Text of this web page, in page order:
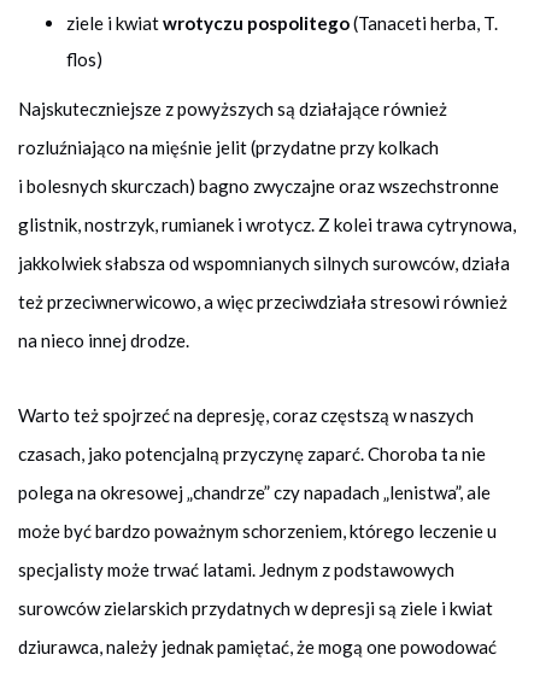
ziele i kwiatwrotyczu pospolitego(Tanaceti herba, T.
flos)
Najskuteczniejsze z powyższych są działające również
rozluźniająco na mięśnie jelit (przydatne przy kolkach
i bolesnych skurczach) bagno zwyczajne oraz wszechstronne
glistnik, nostrzyk, rumianek i wrotycz. Z kolei trawa cytrynowa,
jakkolwiek słabsza od wspomnianych silnych surowców, działa
też przeciwnerwicowo, a więc przeciwdziała stresowi również
na nieco innej drodze.
Warto też spojrzeć na depresję, coraz częstszą w naszych
czasach, jako potencjalną przyczynę zaparć. Choroba ta nie
polega na okresowej „chandrze” czy napadach „lenistwa”, ale
może być bardzo poważnym schorzeniem, którego leczenie u
specjalisty może trwać latami. Jednym z podstawowych
surowców zielarskich przydatnych w depresji są ziele i kwiat
dziurawca, należy jednak pamiętać, że mogą one powodować